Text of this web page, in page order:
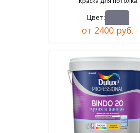
Цвет:
от 2400 руб.